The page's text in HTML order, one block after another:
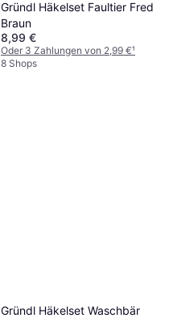
Gründl Häkelset Faultier Fred
Braun
8,99 €
Oder 3 Zahlungen von 2,99 €¹
8 Shops
Gründl Häkelset Waschbär